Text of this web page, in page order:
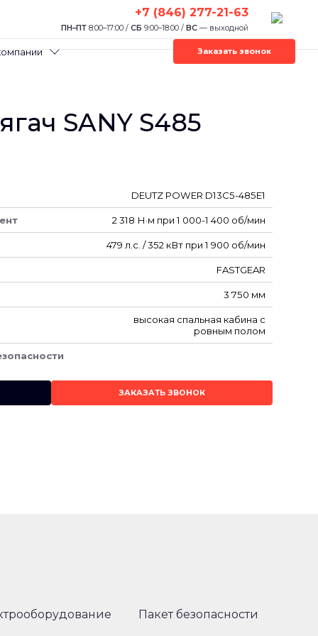
+7 (846) 277-21-63
ПН–ПТ 8:00–17:00 / СБ 9:00–18:00 / ВС — выходной
Заказать звонок
SANY S485
DEUTZ POWER D13C5-485E1
2 318 Н·м при 1 000-1 400 об/мин
479 л.с. / 352 кВт при 1 900 об/мин
FASTGEAR
3 750 мм
высокая спальная кабина с
ровным полом
ЗАКАЗАТЬ ЗВОНОК
Пакет безопасности